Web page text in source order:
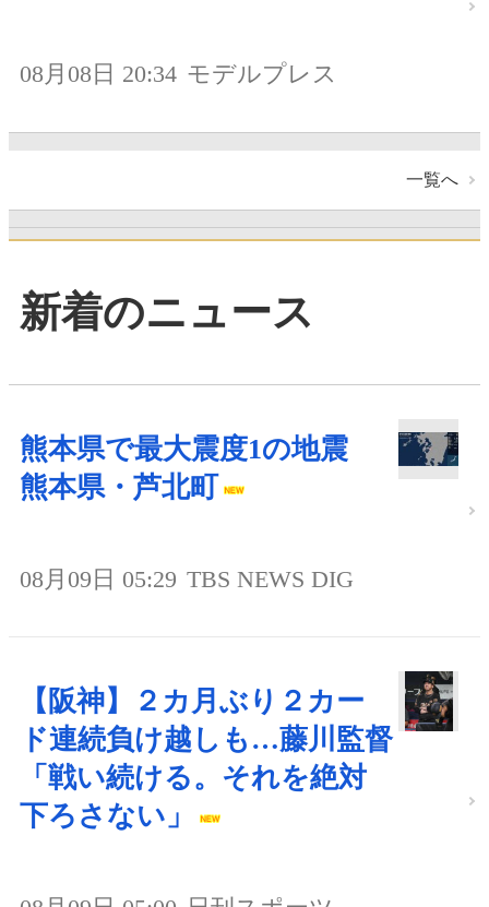
08月08日 20:34 モデルプレス
一覧へ
新着のニュース
熊本県で最大震度1の地震
熊本県・芦北町
08月09日 05:29 TBS NEWS DIG
【阪神】２カ月ぶり２カー
ド連続負け越しも…藤川監督
「戦い続ける。それを絶対
下ろさない」